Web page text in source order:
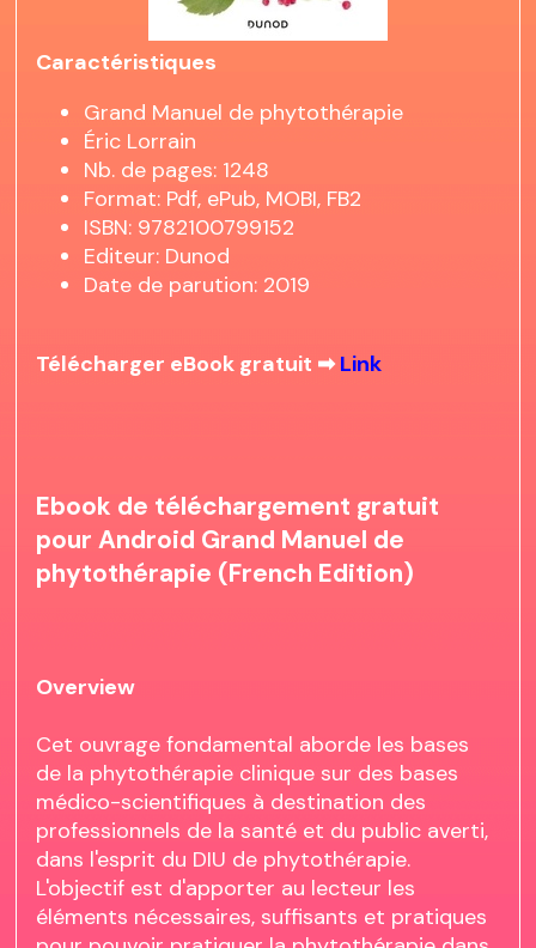
Caractéristiques
Grand Manuel de phytothérapie
Éric Lorrain
Nb. de pages: 1248
Format: Pdf, ePub, MOBI, FB2
ISBN: 9782100799152
Editeur: Dunod
Date de parution: 2019
Télécharger eBook gratuit ➡ Link
Ebook de téléchargement gratuit
pour Android Grand Manuel de
phytothérapie (French Edition)
Overview
Cet ouvrage fondamental aborde les bases
de la phytothérapie clinique sur des bases
médico-scientifiques à destination des
professionnels de la santé et du public averti,
dans l'esprit du DIU de phytothérapie.
L'objectif est d'apporter au lecteur les
éléments nécessaires, suffisants et pratiques